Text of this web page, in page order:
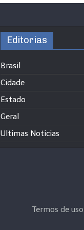
Editorias
Brasil
Cidade
Estado
Geral
Ultimas Noticias
Termos de